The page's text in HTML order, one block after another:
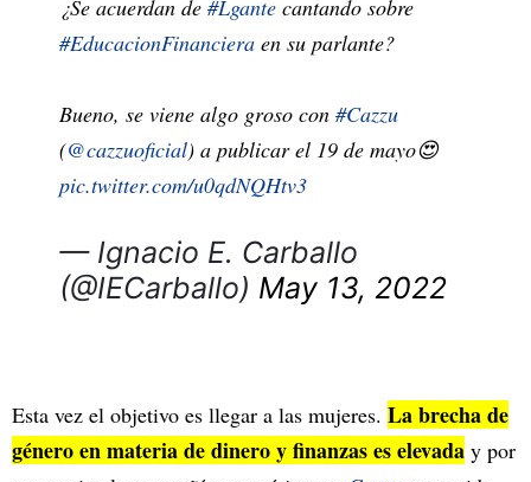
¿Se acuerdan de #Lgante cantando sobre
#EducacionFinanciera en su parlante?
Bueno, se viene algo groso con #Cazzu
(@cazzuoficial) a publicar el 19 de mayo😍
pic.twitter.com/u0qdNQHtv3
— Ignacio E. Carballo
(@IECarballo) May 13, 2022
Esta vez el objetivo es llegar a las mujeres. La brecha de
género en materia de dinero y finanzas es elevada y por